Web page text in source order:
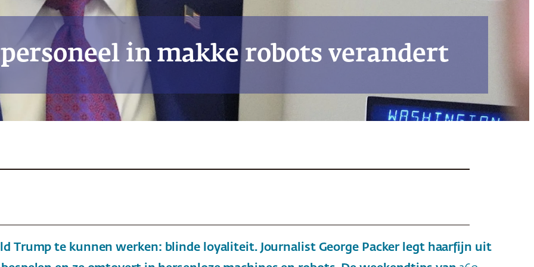
in makke robots verandert
Trump te kunnen werken: blinde loyaliteit. Journalist George Packer legt haarfijn uit